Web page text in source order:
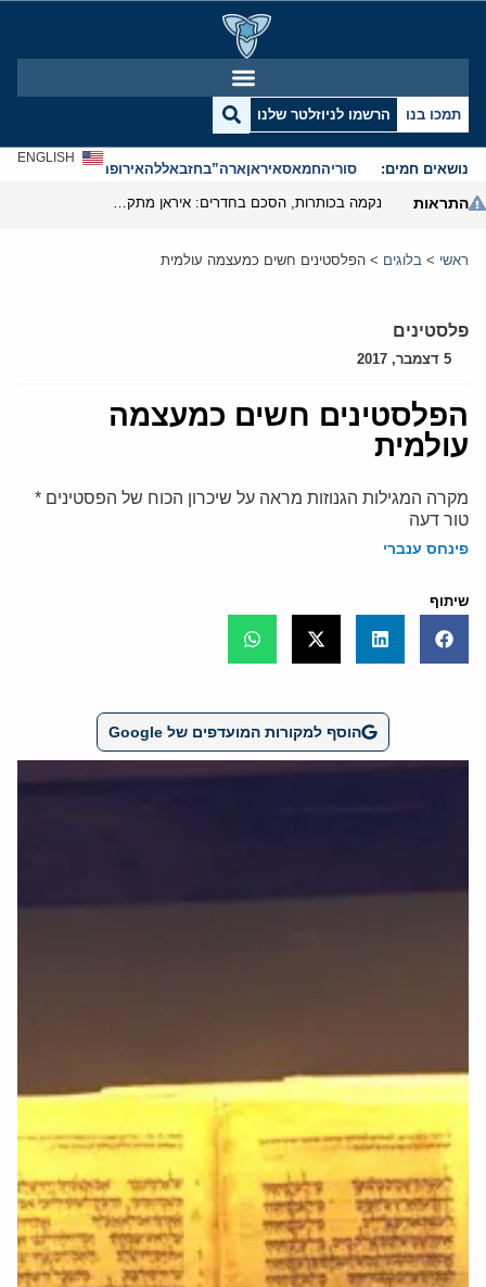
תמכו בנו הרשמו לניוזלטר שלנו
נושאים חמים: סוריהחמאסאיראןארה”בחזבאללהאירופהאנטישמיות
ENGLISH
התראות
ראשי > בלוגים > הפלסטינים חשים כמעצמה עולמית
פלסטינים
5 דצמבר, 2017
הפלסטינים חשים כמעצמה
עולמית
מקרה המגילות הגנוזות מראה על שיכרון הכוח של הפסטינים *
טור דעה
פינחס ענברי
שיתוף
הוסף למקורות המועדפים של Google